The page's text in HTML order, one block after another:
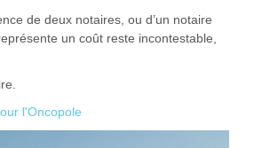
de deux notaires, ou d’un notaire
un coût reste incontestable,
l'Oncopole